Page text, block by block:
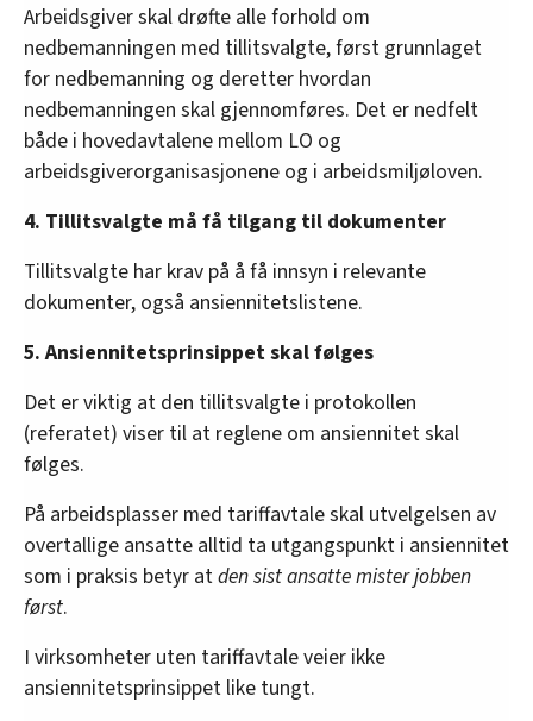
Arbeidsgiver skal drøfte alle forhold om
nedbemanningen med tillitsvalgte, først grunnlaget
for nedbemanning og deretter hvordan
nedbemanningen skal gjennomføres. Det er nedfelt
både i hovedavtalene mellom LO og
arbeidsgiverorganisasjonene og i arbeidsmiljøloven.
4. Tillitsvalgte må få tilgang til dokumenter
Tillitsvalgte har krav på å få innsyn i relevante
dokumenter, også ansiennitetslistene.
5. Ansiennitetsprinsippet skal følges
Det er viktig at den tillitsvalgte i protokollen
(referatet) viser til at reglene om ansiennitet skal
følges.
På arbeidsplasser med tariffavtale skal utvelgelsen av
overtallige ansatte alltid ta utgangspunkt i ansiennitet
som i praksis betyr atden sist ansatte mister jobben
først.
I virksomheter uten tariffavtale veier ikke
ansiennitetsprinsippet like tungt.